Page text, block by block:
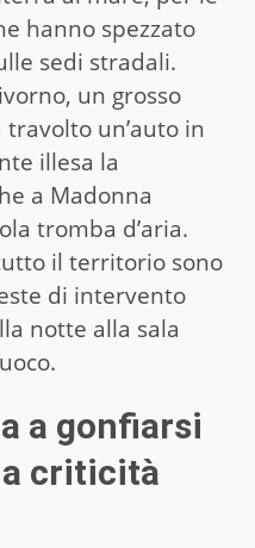
hanno spezzato
sedi stradali.
un grosso
un’auto in
illesa la
a Madonna
tromba d’aria.
il territorio sono
di intervento
notte alla sala
a gonfiarsi
criticità